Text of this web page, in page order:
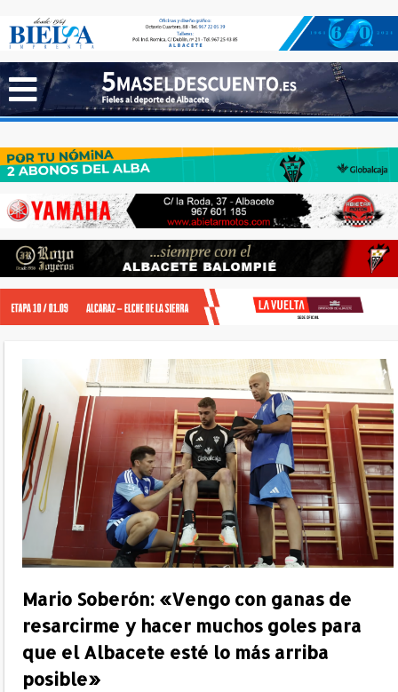
Mario Soberón: «Vengo con ganas de
resarcirme y hacer muchos goles para
que el Albacete esté lo más arriba
posible»